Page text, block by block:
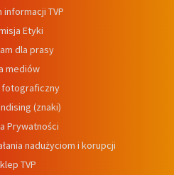
informacji TVP
Etyki
dla prasy
mediów
fotograficzny
(znaki)
Prywatności
nadużyciom i korupcji
TVP